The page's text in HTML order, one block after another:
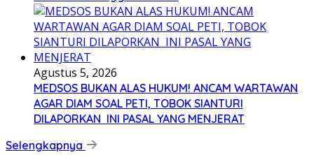
Agustus 5, 2026
MEDSOS BUKAN ALAS HUKUM! ANCAM WARTAWAN
AGAR DIAM SOAL PETI, TOBOK SIANTURI
DILAPORKAN INI PASAL YANG MENJERAT
Selengkapnya